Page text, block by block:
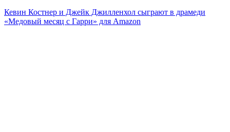
Кевин Костнер и Джейк Джилленхол сыграют в драмеди
«Медовый месяц с Гарри» для Amazon